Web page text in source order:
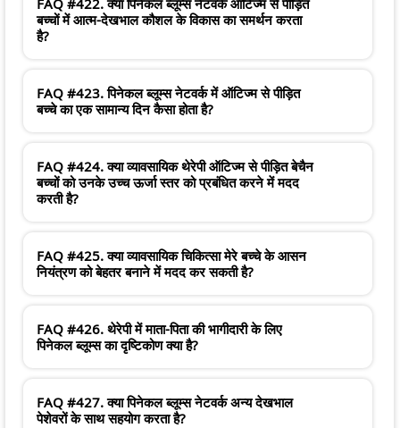
बच्चों में आत्म-देखभाल कौशल के विकास का समर्थन करता
है?
FAQ #423. पिनेकल ब्लूम्स नेटवर्क में ऑटिज्म से पीड़ित
बच्चे का एक सामान्य दिन कैसा होता है?
FAQ #424. क्या व्यावसायिक थेरेपी ऑटिज्म से पीड़ित बेचैन
बच्चों को उनके उच्च ऊर्जा स्तर को प्रबंधित करने में मदद
करती है?
FAQ #425. क्या व्यावसायिक चिकित्सा मेरे बच्चे के आसन
नियंत्रण को बेहतर बनाने में मदद कर सकती है?
FAQ #426. थेरेपी में माता-पिता की भागीदारी के लिए
पिनेकल ब्लूम्स का दृष्टिकोण क्या है?
FAQ #427. क्या पिनेकल ब्लूम्स नेटवर्क अन्य देखभाल
पेशेवरों के साथ सहयोग करता है?